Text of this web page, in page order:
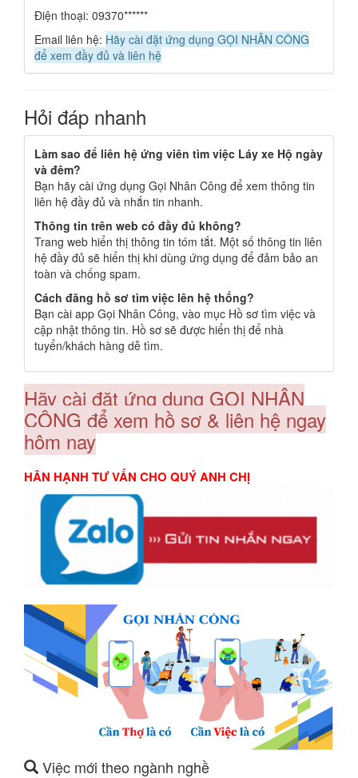
Điện thoại: 09370******
Email liên hệ: Hãy cài đặt ứng dụng GỌI NHÂN CÔNG
để xem đầy đủ và liên hệ
Hỏi đáp nhanh
Làm sao để liên hệ ứng viên tìm việc Láy xe Hộ ngày
và đêm?
Bạn hãy cài ứng dụng Gọi Nhân Công để xem thông tin
liên hệ đầy đủ và nhắn tin nhanh.
Thông tin trên web có đầy đủ không?
Trang web hiển thị thông tin tóm tắt. Một số thông tin liên
hệ đầy đủ sẽ hiển thị khi dùng ứng dụng để đảm bảo an
toàn và chống spam.
Cách đăng hồ sơ tìm việc lên hệ thống?
Bạn cài app Gọi Nhân Công, vào mục Hồ sơ tìm việc và
cập nhật thông tin. Hồ sơ sẽ được hiển thị để nhà
tuyển/khách hàng dễ tìm.
Hãy cài đặt ứng dụng GỌI NHÂN
CÔNG để xem hồ sơ & liên hệ ngay
hôm nay
HÂN HẠNH TƯ VẤN CHO QUÝ ANH CHỊ
Việc mới theo ngành nghề